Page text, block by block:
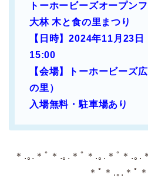
トーホービーズオープン
大林 木と食の里まつり
【日時】2024年11月23日
15:00
【会場】
トーホービーズ
の里）
入場無料・ 駐車場あり
＊.｡.＊ﾟ＊.｡.＊ﾟ＊.｡.＊ﾟ＊.｡.
＊ﾟ＊.｡.＊ﾟ